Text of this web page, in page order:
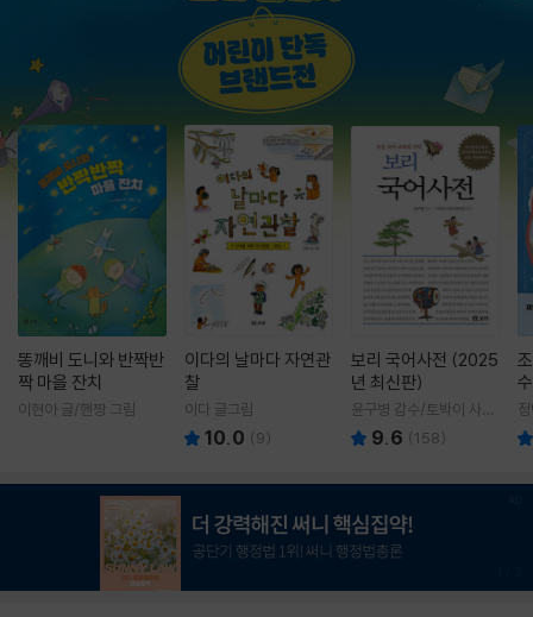
똥깨비 도니와 반짝반
짝 마을 잔치
이현아 글/핸짱 그림
이다의 날마다 자연관
찰
이다 글그림
10.0 (9)
보리 국어사전 (2025
년 최신판)
윤구병 감수/토박이 사전
편찬실 편
9.6 (158)